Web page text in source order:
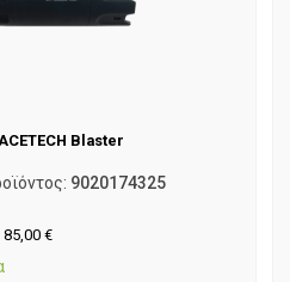
Blaster
9020174325
85,00€